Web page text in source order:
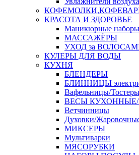
КРАСОТА И ЗДОРОВЬЕ
Маникюрные
МАССАЖЁРЫ
УХОД за
КУЛЕРЫ ДЛЯ ВОДЫ
КУХНЯ
БЛЕНДЕРЫ
БЛИННИЦЫ
Вафельницы/
ВЕСЫ КУХОННЫЕ/
Ветчинницы
Духовки/
МИКСЕРЫ
Мультиварки
МЯСОРУБКИ